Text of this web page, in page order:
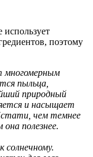
поэтому
многомерным
пыльца,
природный
и насыщает
чем темнее
полезнее.
солнечному.